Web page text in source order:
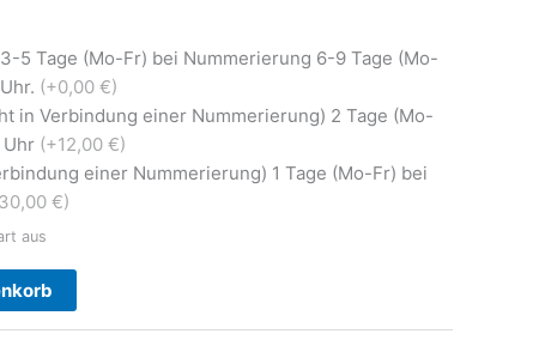
5 Tage (Mo-Fr) bei Nummerierung 6-9 Tage (Mo-
(+0,00 €)
in Verbindung einer Nummerierung) 2 Tage (Mo-
Uhr (+12,00 €)
einer Nummerierung) 1 Tage (Mo-Fr) bei
€)
aus